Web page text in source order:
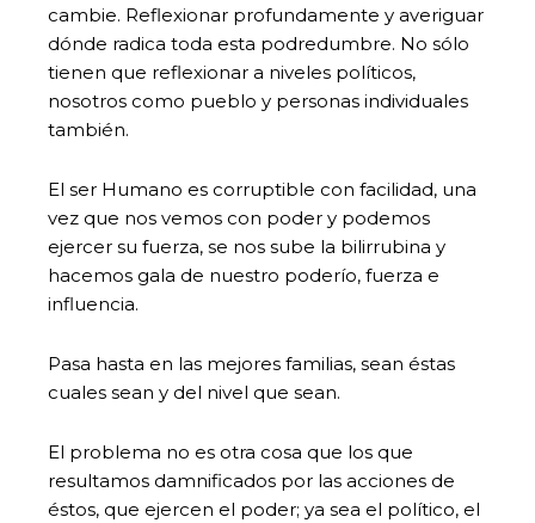
cambie. Reflexionar profundamente y averiguar
dónde radica toda esta podredumbre. No sólo
tienen que reflexionar a niveles políticos,
nosotros como pueblo y personas individuales
también.
El ser Humano es corruptible con facilidad, una
vez que nos vemos con poder y podemos
ejercer su fuerza, se nos sube la bilirrubina y
hacemos gala de nuestro poderío, fuerza e
influencia.
Pasa hasta en las mejores familias, sean éstas
cuales sean y del nivel que sean.
El problema no es otra cosa que los que
resultamos damnificados por las acciones de
éstos, que ejercen el poder; ya sea el político, el